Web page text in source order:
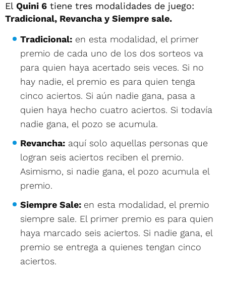
El Quini 6 tiene tres modalidades de juego:
Tradicional, Revancha y Siempre sale.
Tradicional: en esta modalidad, el primer
premio de cada uno de los dos sorteos va
para quien haya acertado seis veces. Si no
hay nadie, el premio es para quien tenga
cinco aciertos. Si aún nadie gana, pasa a
quien haya hecho cuatro aciertos. Si todavía
nadie gana, el pozo se acumula.
Revancha: aquí solo aquellas personas que
logran seis aciertos reciben el premio.
Asimismo, si nadie gana, el pozo acumula el
premio.
Siempre Sale: en esta modalidad, el premio
siempre sale. El primer premio es para quien
haya marcado seis aciertos. Si nadie gana, el
premio se entrega a quienes tengan cinco
aciertos.